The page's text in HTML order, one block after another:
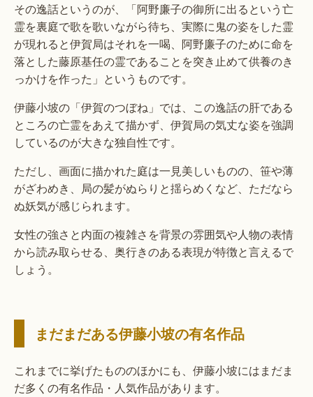
その逸話というのが、「阿野廉子の御所に出るという亡
霊を裏庭で歌を歌いながら待ち、実際に鬼の姿をした霊
が現れると伊賀局はそれを一喝、阿野廉子のために命を
落とした藤原基任の霊であることを突き止めて供養のき
っかけを作った」というものです。
伊藤小坡の「伊賀のつぼね」では、この逸話の肝である
ところの亡霊をあえて描かず、伊賀局の気丈な姿を強調
しているのが大きな独自性です。
ただし、画面に描かれた庭は一見美しいものの、笹や薄
がざわめき、局の髪がぬらりと揺らめくなど、ただなら
ぬ妖気が感じられます。
女性の強さと内面の複雑さを背景の雰囲気や人物の表情
から読み取らせる、奥行きのある表現が特徴と言えるで
しょう。
まだまだある伊藤小坡の有名作品
これまでに挙げたもののほかにも、伊藤小坡にはまだま
だ多くの有名作品・人気作品があります。